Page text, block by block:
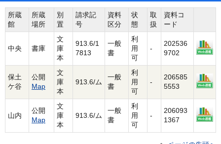
所蔵
館
所蔵
場所
別
置
請求記
号
資料
区分
状
態
取
扱
資料コ
ード
中央 書庫
文
庫
本
913.6/1
7813
一般
書
利
用
可
-
202536
9702
保土
ケ谷
公開
Map
文
庫
本
913.6/ム
一般
書
利
用
可
-
206585
5553
山内
公開
Map
文
庫
本
913.6/ム
一般
書
利
用
可
-
206093
1367